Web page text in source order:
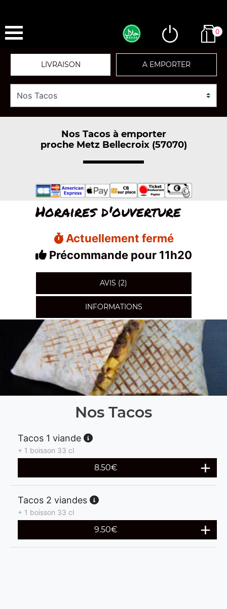
0
LIVRAISON A EMPORTER
Nos Tacos à emporter
proche Metz Bellecroix (57070)
Horaires d'ouverture
Actuellement fermé
Précommande pour 11h20
AVIS (2)
INFORMATIONS
Nos Tacos
Tacos 1 viande
+ 1 boisson 33 cl
8.50€
Tacos 2 viandes
+ 1 boisson 33 cl
9.50€